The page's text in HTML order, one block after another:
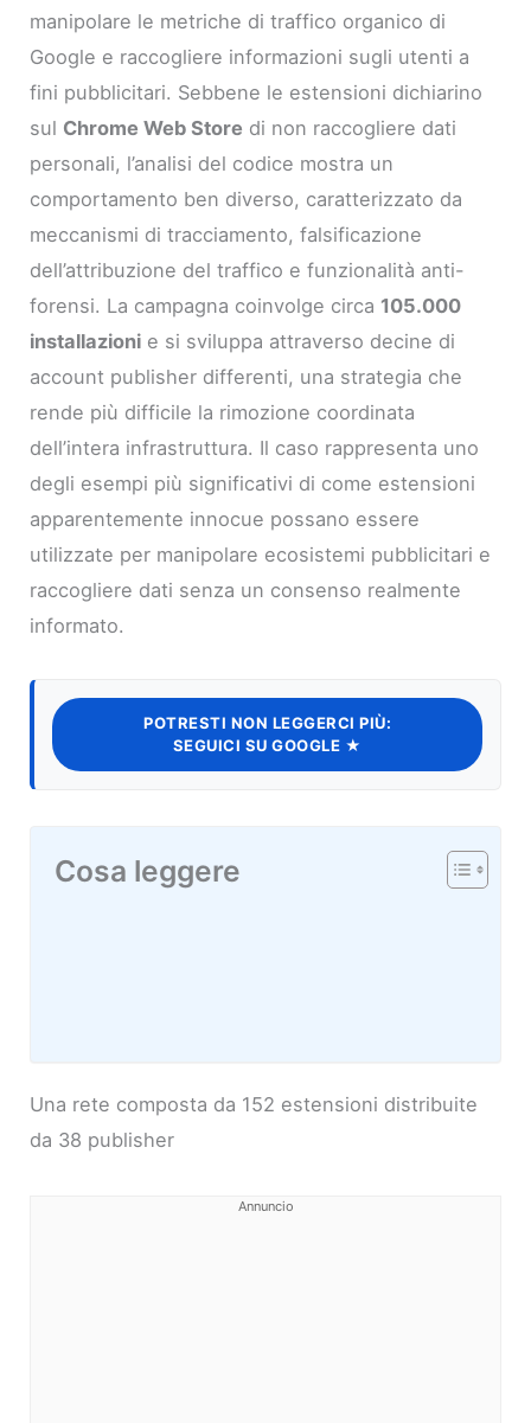
manipolare le metriche di traffico organico di
Google e raccogliere informazioni sugli utenti a
fini pubblicitari. Sebbene le estensioni dichiarino
sul Chrome Web Store di non raccogliere dati
personali, l’analisi del codice mostra un
comportamento ben diverso, caratterizzato da
meccanismi di tracciamento, falsificazione
dell’attribuzione del traffico e funzionalità anti-
forensi. La campagna coinvolge circa 105.000
installazioni e si sviluppa attraverso decine di
account publisher differenti, una strategia che
rende più difficile la rimozione coordinata
dell’intera infrastruttura. Il caso rappresenta uno
degli esempi più significativi di come estensioni
apparentemente innocue possano essere
utilizzate per manipolare ecosistemi pubblicitari e
raccogliere dati senza un consenso realmente
informato.
POTRESTI NON LEGGERCI PIÙ:
SEGUICI SU GOOGLE ★
Cosa leggere
Una rete composta da 152 estensioni distribuite
da 38 publisher
Annuncio